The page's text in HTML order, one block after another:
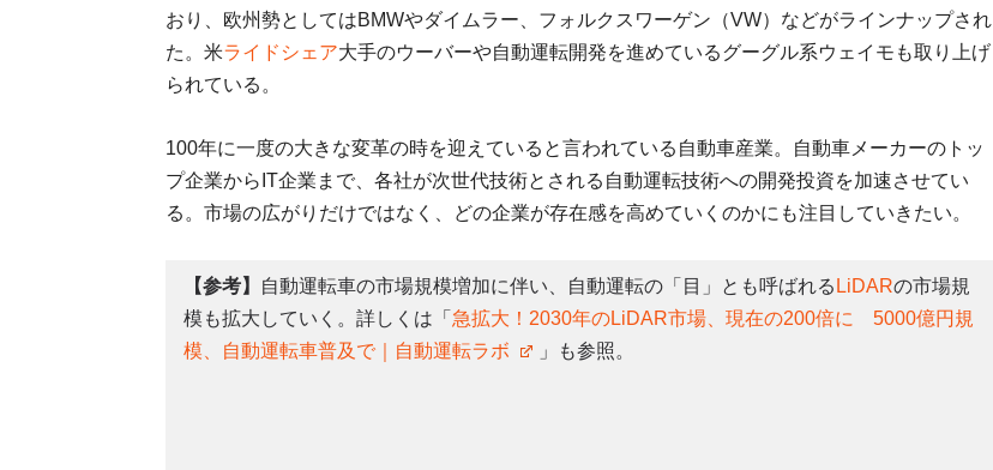
おり、欧州勢としてはBMWやダイムラー、フォルクスワーゲン（VW）などがラインナップされ
た。米ライドシェア大手のウーバーや自動運転開発を進めているグーグル系ウェイモも取り上げ
られている。
100年に一度の大きな変革の時を迎えていると言われている自動車産業。自動車メーカーのトッ
プ企業からIT企業まで、各社が次世代技術とされる自動運転技術への開発投資を加速させてい
る。市場の広がりだけではなく、どの企業が存在感を高めていくのかにも注目していきたい。
【参考】 自動運転車の市場規模増加に伴い、自動運転の「目」とも呼ばれる LiDARの市場規
模も拡大していく。詳しくは「 急拡大！2030年のLiDAR市場、現在の200倍に 5000億円規
模、自動運転車普及で｜自動運転ラボ
」も参照。